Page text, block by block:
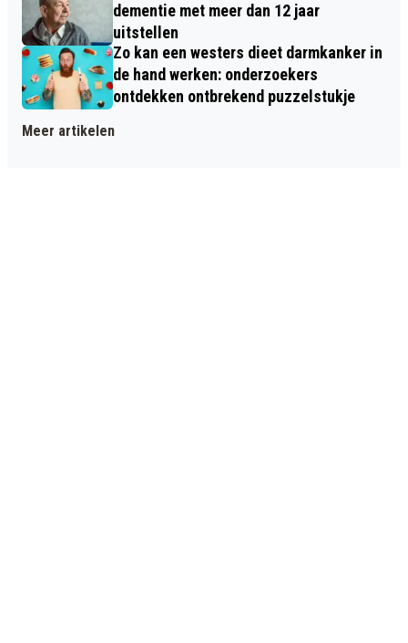
dementie met meer dan 12 jaar
uitstellen
Zo kan een westers dieet darmkanker in
de hand werken: onderzoekers
ontdekken ontbrekend puzzelstukje
Meer artikelen